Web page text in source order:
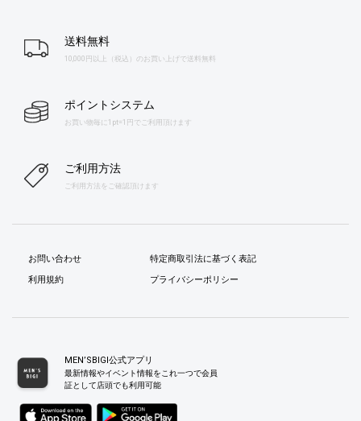
送料無料
10,000円以上（税込）のお買い上げで送料無料
ポイントシステム
お買い物毎に1pt=1円でご利用頂けます
ご利用方法
ご利用方法をご確認頂けます
お問い合わせ
利用規約
特定商取引法に基づく表記
プライバシーポリシー
MEN’SBIGI公式アプリ
最新情報やイベント情報をこれ一つで会員
証として店頭でも利用可能